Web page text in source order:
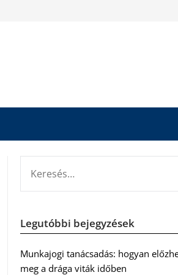
Legutóbbi bejegyzések
Munkajogi tanácsadás: hogyan
meg a drága viták időben